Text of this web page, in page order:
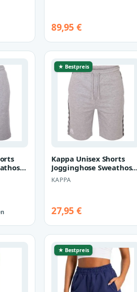
89,95 €
★ Bestpreis
Kappa Unisex Shorts
Jogginghose Sweathose
kurz grau 305006
KAPPA
27,95 €
★ Bestpreis